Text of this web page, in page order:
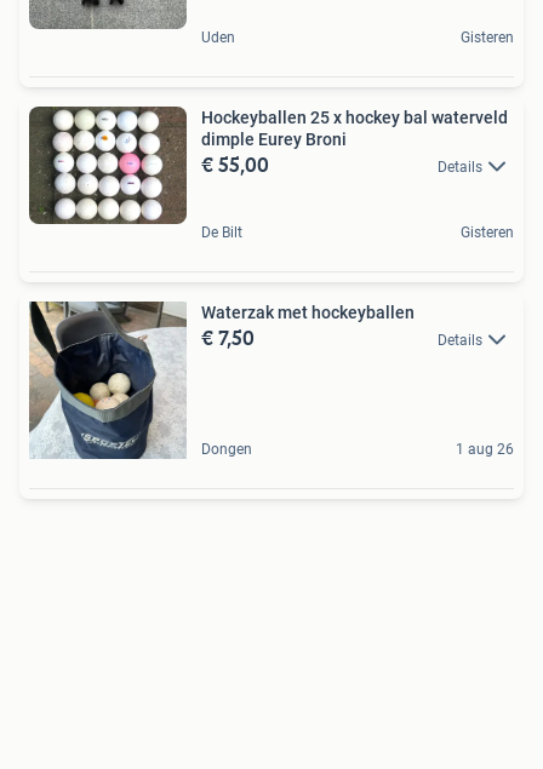
Uden Gisteren
Hockeyballen 25 x hockey bal waterveld
dimple Eurey Broni
€ 55,00 Details
De Bilt Gisteren
Waterzak met hockeyballen
€ 7,50 Details
Dongen 1 aug 26